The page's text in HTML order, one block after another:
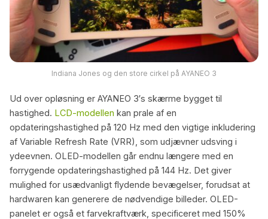
Indiana Jones og den store cirkel på AYANEO 3
Ud over opløsning er AYANEO 3′s skærme bygget til
hastighed. LCD-modellen kan prale af en
opdateringshastighed på 120 Hz med den vigtige inkludering
af Variable Refresh Rate (VRR), som udjævner udsving i
ydeevnen. OLED-modellen går endnu længere med en
forrygende opdateringshastighed på 144 Hz. Det giver
mulighed for usædvanligt flydende bevægelser, forudsat at
hardwaren kan generere de nødvendige billeder. OLED-
panelet er også et farvekraftværk, specificeret med 150%